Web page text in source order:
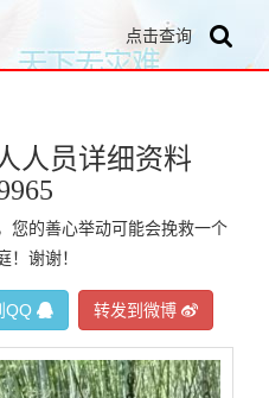
点击查询
人员详细资料
您的善心举动可能会挽救一个
！谢谢！
QQ 转发到微博